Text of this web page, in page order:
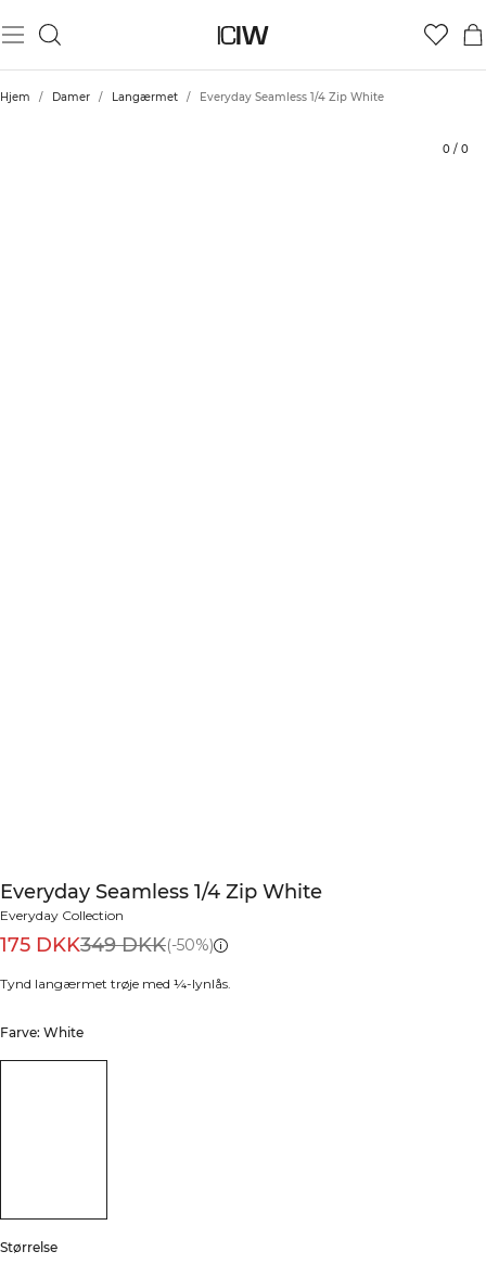
Hjem / Damer / Langærmet / Everyday Seamless 1/4 Zip White
0 / 0
Everyday Seamless 1/4 Zip White
Everyday Collection
175 DKK349 DKK(-50%)
Tynd langærmet trøje med ¼-lynlås.
Farve: White
Størrelse